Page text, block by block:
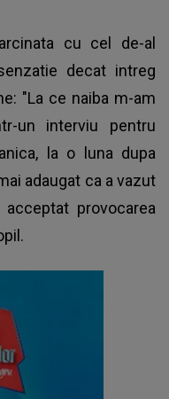
cu cel de-al
decat intreg
"La ce naiba m-am
un interviu pentru
la o luna dupa
adaugat ca a vazut
provocarea